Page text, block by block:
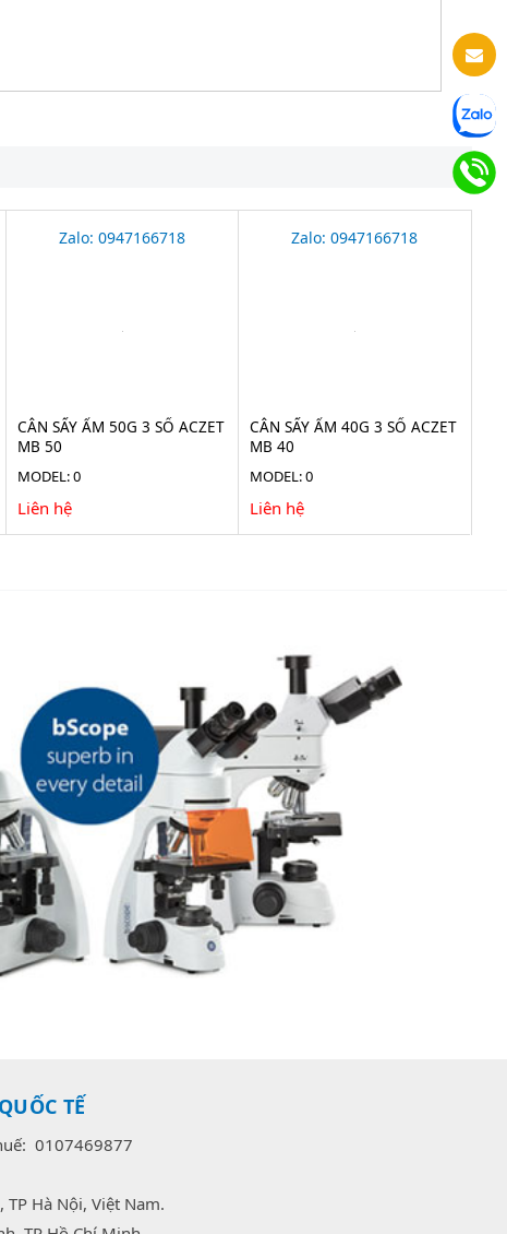
Zalo: 0947166718
CÂN SẤY ẨM 50G 3 SỐ ACZET
MB 50
MODEL: 0
Liên hệ
Zalo: 0947166718
CÂN SẤY ẨM 40G 3 SỐ ACZET
MB 40
MODEL: 0
Liên hệ
TẾ
0107469877
Hà Nội, Việt Nam.